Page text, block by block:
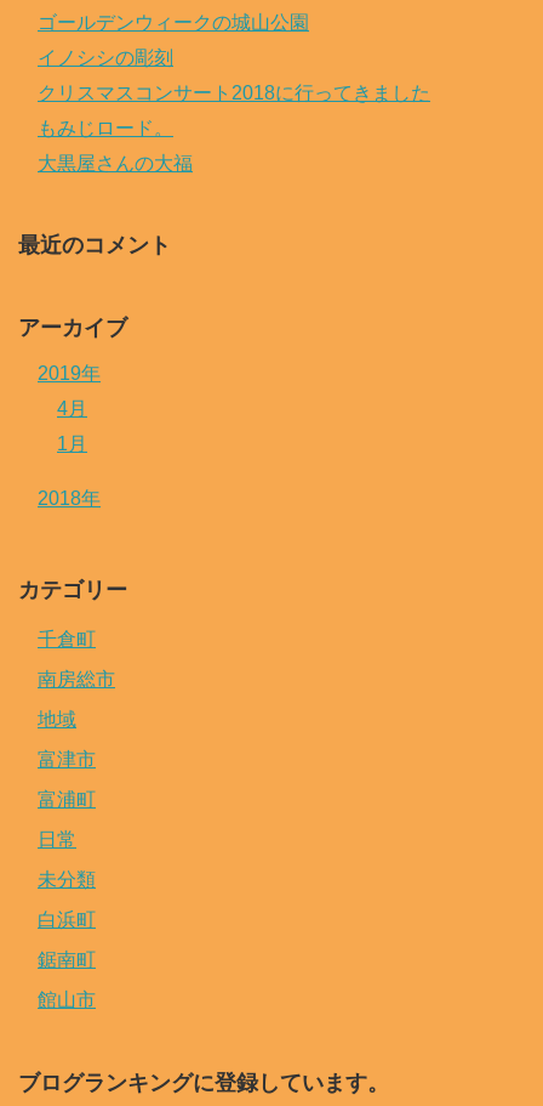
ゴールデンウィークの城山公園
イノシシの彫刻
クリスマスコンサート2018に行ってきました
もみじロード。
大黒屋さんの大福
最近のコメント
アーカイブ
2019年
4月
1月
2018年
カテゴリー
千倉町
南房総市
地域
富津市
富浦町
日常
未分類
白浜町
鋸南町
館山市
ブログランキングに登録しています。